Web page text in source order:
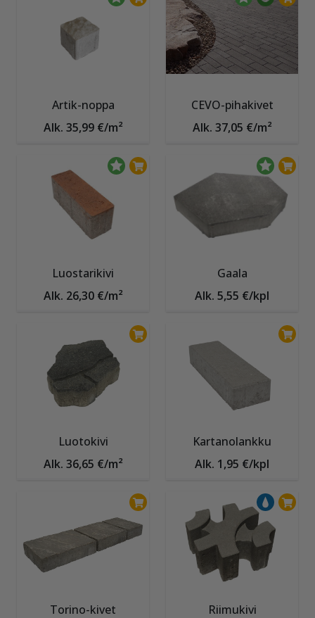
Artik-noppa
Alk. 35,99 €/m²
CEVO-pihakivet
Alk. 37,05 €/m²
Luostarikivi
Alk. 26,30 €/m²
Gaala
Alk. 5,55 €/kpl
Luotokivi
Alk. 36,65 €/m²
Kartanolankku
Alk. 1,95 €/kpl
Torino-kivet
Riimukivi